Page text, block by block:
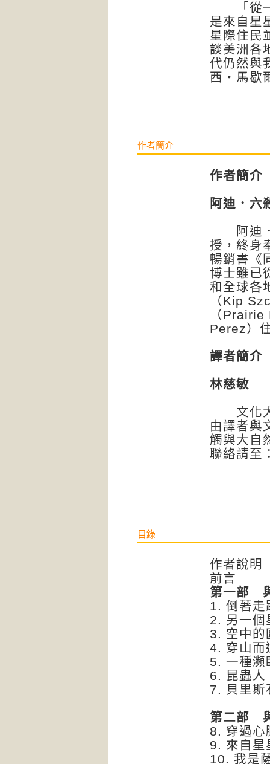
「從一
是來自星
星際住民
談美洲各
代仍然與
西‧馬歇
作者簡介
作者簡介
阿迪．
阿迪．
授，終身
暢銷書《
博士雖已
和全球各
（Kip
（
Perez）
譯者簡介
林慈敏
文化大
由譯者與
觸與大自
聯絡請至
目錄
作者說明
前言
第一部
1. 倒著走
2. 另一個
3. 空中
4. 穿山而
5. 一種瀕
6. 昆蟲人
7. 貝里斯
第二部
8. 穿過心
9. 來自星
10. 我是